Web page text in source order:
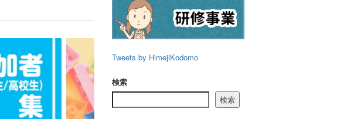
Tweets by HimejiKodomo
検索
検索